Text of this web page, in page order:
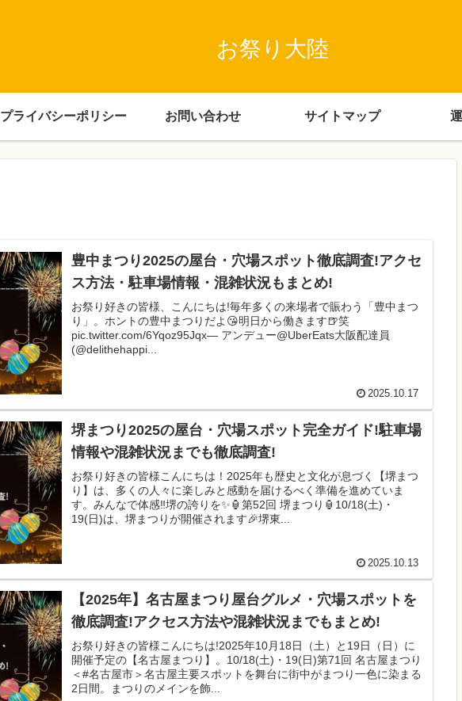
お祭り大陸
プライバシーポリシー お問い合わせ サイトマップ
豊中まつり2025の屋台・穴場スポット徹底調査!アクセ
ス方法・駐車場情報・混雑状況もまとめ!
お祭り好きの皆様、こんにちは!毎年多くの来場者で賑わう「豊中まつ
り」。ホントの豊中まつりだよ😘明日から働きます🍺笑
pic.twitter.com/6Yqoz95Jqx— アンデュー@UberEats大阪配達員
(@delithehappi...
2025.10.17
堺まつり2025の屋台・穴場スポット完全ガイド!駐車場
情報や混雑状況までも徹底調査!
お祭り好きの皆様こんにちは！2025年も歴史と文化が息づく【堺まつ
り】は、多くの人々に楽しみと感動を届けるべく準備を進めていま
す。みんなで体感‼️堺の誇りを✨🏮第52回 堺まつり🏮10/18(土)・
19(日)は、堺まつりが開催されます🎉堺東...
2025.10.13
【2025年】名古屋まつり屋台グルメ・穴場スポットを
徹底調査!アクセス方法や混雑状況までもまとめ!
お祭り好きの皆様こんにちは!2025年10月18日（土）と19日（日）に
開催予定の【名古屋まつり】。10/18(土)・19(日)第71回 名古屋まつり
＜#名古屋市＞名古屋主要スポットを舞台に街中がまつり一色に染まる
2日間。まつりのメインを飾...